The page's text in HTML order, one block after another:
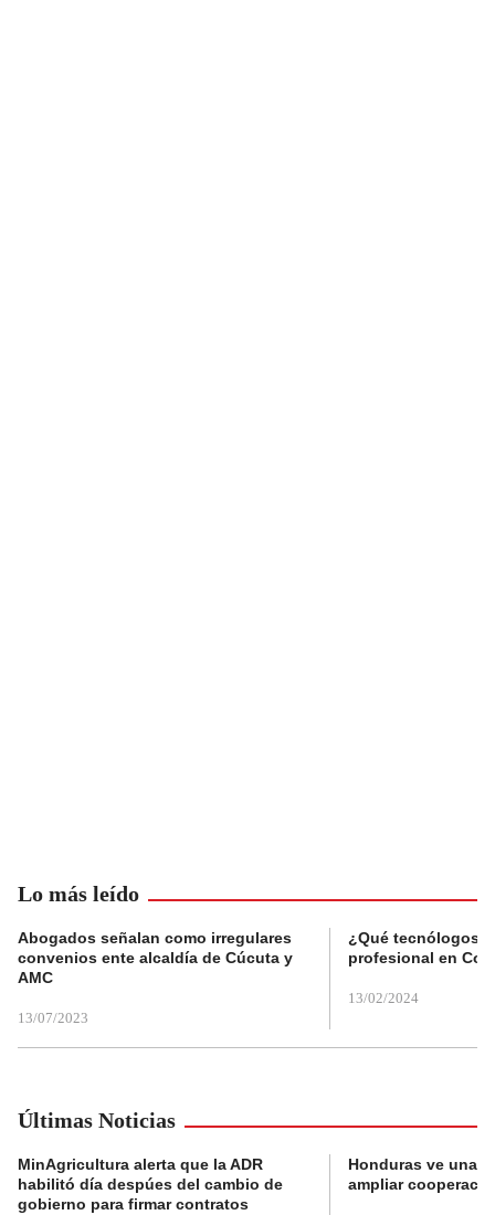
Lo más leído
Abogados señalan como irregulares
convenios ente alcaldía de Cúcuta y
AMC
13/07/2023
¿Qué tecnólogos
profesional en
13/02/2024
Últimas Noticias
MinAgricultura alerta que la ADR
habilitó día despúes del cambio de
gobierno para firmar contratos
Honduras ve una
ampliar